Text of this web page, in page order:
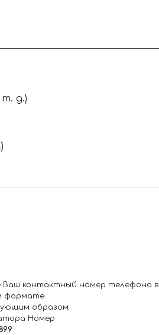
д.)
контактный номер телефона в
формате.
образом:
Номер